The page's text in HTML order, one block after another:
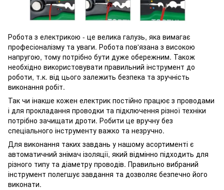
Робота з електрикою - це велика галузь, яка вимагає
професіоналізму та уваги. Робота пов'язана з високою
напругою, тому потрібно бути дуже обережним. Також
необхідно використовувати правильний інструмент до
роботи, т.к. від цього залежить безпека та зручність
виконання робіт.
Так чи інакше кожен електрик постійно працює з проводами
і для прокладання проводки та підключення різної техніки
потрібно зачищати дроти. Робити це вручну без
спеціального інструменту важко та незручно.
Для виконання таких завдань у нашому асортименті є
автоматичний знімач ізоляції, який відмінно підходить для
різного типу та діаметру проводів. Правильно вибраний
інструмент полегшує завдання та дозволяє безпечно його
виконати.